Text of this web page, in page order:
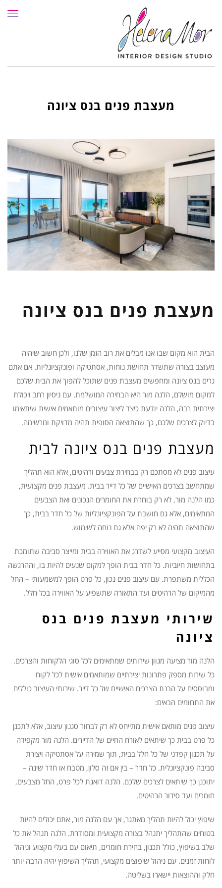
מעצבת פנים בנס ציונה
מעצבת פנים בנס ציונה
הבית הוא מקום שבו אנו מבלים את רוב הזמן שלנו, ולכן חשוב שיהיה
מעוצב בצורה שתשדר תחושת נוחות, אסתטיקה ופונקציונליות. אם אתם
גרים בנס ציונה ומחפשים מעצבת פנים שתוכל להפוך את הבית שלכם
למקום מושלם, הלנה מור היא הבחירה המושלמת. עם ניסיון רחב ויכולת
יצירתית רבה, הלנה יודעת כיצד ליצור עיצובים מותאמים אישית שיתאימו
בדיוק לצרכים שלכם, כך שהתוצאה הסופית תהיה מדויקת ומרשימה.
מעצבת פנים בנס ציונה לבית
עיצוב פנים לא מסתכם רק בבחירת צבעים ורהיטים, אלא הוא תהליך
שמתחשב בצרכים האישיים של כל דייר בבית. מעצבת פנים מקצועית,
כמו הלנה מור, לא רק בוחרת את החומרים הנכונים ואת הצבעים
המתאימים, אלא גם חושבת על הפונקציונליות של כל חדר בבית, כך
שהתוצאה תהיה לא רק יפה אלא גם נוחה לשימוש.
העיצוב מקצועי מסייע לשדרג את האווירה בבית ומייצר סביבה שתומכת
בתחושות חיוביות. כל חדר בבית הופך למקום שנעים להיות בו, וההרגשה
הכללית משתפרת. עם עיצוב פנים נכון, כל פרט הופך למשמעותי – החל
מהמיקום של הרהיטים ועד התאורה שתשפיע על האווירה בכל חלל.
שירותי מעצבת פנים בנס
ציונה
הלנה מור מציעה מגוון שירותים שמתאימים לכל סוגי הלקוחות והצרכים.
כל שירות מספק פתרונות יצירתיים שמותאמים אישית לכל לקוח
ומבוססים על הבנת הצרכים האישיים של כל דייר. שירותי העיצוב כוללים
את התחומים הבאים:
עיצוב פנים מותאם אישית מתייחס לא רק לבחור סגנון עיצוב, אלא לתכנן
כל פרט בבית כך שיתאים לאורח החיים של הדיירים. הלנה מור מקפידה
על תכנון קפדני של כל חלל בבית, תוך שמירה על אסתטיקה ויצירת
סביבה פונקציונלית. כל חדר – בין אם זה סלון, מטבח או חדר שינה –
יתוכנן כך שיתאים לצרכים שלכם. הלנה דואגת לכל פרט, החל מצבעים,
חומרים ועד סידור הרהיטים.
שיפוץ יכול להיות תהליך מאתגר, אך עם הלנה מור, אתם יכולים להיות
בטוחים שהתהליך יתנהל בצורה מקצועית ומסודרת. הלנה תנהל את כל
שלב בשיפוץ, כולל תכנון, בחירת חומרים, תיאום עם בעלי מקצוע וניהול
לוחות זמנים. עם ניהול שיפוצים מקצועי, תהליך השיפוץ יהיה הרבה יותר
חלק וההוצאות יישארו בשליטה.